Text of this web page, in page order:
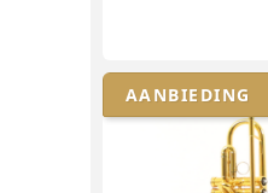
AANBIEDING